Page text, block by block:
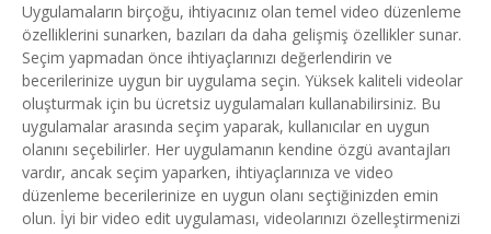
Uygulamaların birçoğu, ihtiyacınız olan temel video düzenleme
özelliklerini sunarken, bazıları da daha gelişmiş özellikler sunar.
Seçim yapmadan önce ihtiyaçlarınızı değerlendirin ve
becerilerinize uygun bir uygulama seçin. Yüksek kaliteli videolar
oluşturmak için bu ücretsiz uygulamaları kullanabilirsiniz. Bu
uygulamalar arasında seçim yaparak, kullanıcılar en uygun
olanını seçebilirler. Her uygulamanın kendine özgü avantajları
vardır, ancak seçim yaparken, ihtiyaçlarınıza ve video
düzenleme becerilerinize en uygun olanı seçtiğinizden emin
olun. İyi bir video edit uygulaması, videolarınızı özelleştirmenizi